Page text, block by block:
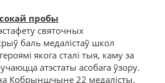
пробы
святочных
баль медалістаў школ
якога сталі тыя, каму за
атэстаты асобага ўзору.
Кобрыншчыне 22 медалісты.